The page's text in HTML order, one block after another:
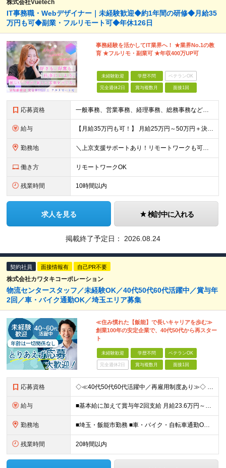
株式会社Vuetech
IT事務職・Webデザイナー｜未経験歓迎◆約1年間の研修◆月給35
万円も可◆副業・フルリモート可◆年休126日
事務経験を活かしてIT業界へ！ ★業界No.1の教
育 ★フルリモ・副業可 ★年収400万UP可
未経験歓迎 学歴不問 ベテランOK
完全週休2日 賞与複数月 面接1回
応募資格 一般事務、営業事務、経理事務、総務事務などの経験をお持ちの方は、なお歓迎！ こんな経験がある方をお待ちしています。 もちろん、興味とやる気があれば、 完全未経験でもＯＫ！ リラックスした面接の場を用
給与 【月給35万円も可！】 月給25万円～50万円＋決算賞与＋インセンティブ 【研修期間中】 ⽉給22.1万円〜30万円＋インセンティブ ＼年収大幅UPの事例あり！／ 【キャリアチェンジ１年目】 ⽉給
勤務地 ＼上京支援サポートあり！リモートワークも可！／ ★転勤なし／希望を考慮★ 全国、⼀都三県、関東、中部、関⻄、中国、九州など多数 【本社】東京都新宿区新宿1-19-10 サンモールクレスト5F 【プロ
働き方 リモートワークOK
残業時間 10時間以内
求人を見る 検討中に入れる
掲載終了予定日： 2026.08.24
契約社員 面接情報有 自己PR不要
株式会社カワタキコーポレーション
物流センタースタッフ／未経験OK／40代50代60代活躍中／賞与年
2回／車・バイク通勤OK／埼玉エリア募集
≪住み慣れた【飯能】で長いキャリアを歩む≫
創業100年の安定企業で、40代50代から再スター
ト
未経験歓迎 学歴不問 ベテランOK
完全週休2日 賞与複数月 面接1回
応募資格 ◇≪40代50代60代活躍中／再雇用制度あり≫◇ 現在、リーダー職は全員が40代以上。 同世代と一緒に働けるからこそ、 ギャップを感じずに居心地が良いのがポイントです。 ■未経験歓迎 ■学歴不問 ■
給与 ■基本給に加えて賞与年2回支給 月給23.6万円～＋賞与年2回＋残業代全額支給＋各種手当 ※試用期間なし
勤務地 ■埼玉・飯能市勤務 ■車・バイク・自転車通勤OK └駐車場・駐輪場完備で安心 【飯能物流センター】 埼玉県飯能市下川崎34 生活クラブ飯能デリバリーセンター (変更の範囲)上記を除く当社関連勤務地
残業時間 20時間以内